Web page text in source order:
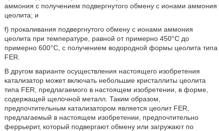
аммония с получением подвергнутого обмену с ионами аммония
цеолита; и
f) прокаливания подвергнутого обмену с ионами аммония
цеолита при температуре, равной от примерно 450°С до
примерно 600°С, с получением водородной формы цеолита типа
FER.
В другом варианте осуществления настоящего изобретения
катализатор может включать небольшие кристаллиты цеолита
типа FER, предлагаемого в настоящем изобретении, в форме,
содержащей щелочной металл. Таким образом,
предпочтительным катализатором является цеолит FER,
предлагаемый в настоящем изобретении, предпочтительно
феррьерит, который подвергают обмену или загружают по